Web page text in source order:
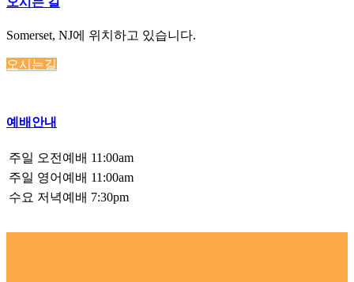
Somerset, NJ에 위치하고 있습니다.
오시는길
예배안내
주일 오전예배 11:00am
주일 영어예배 11:00am
수요 저녁예배 7:30pm